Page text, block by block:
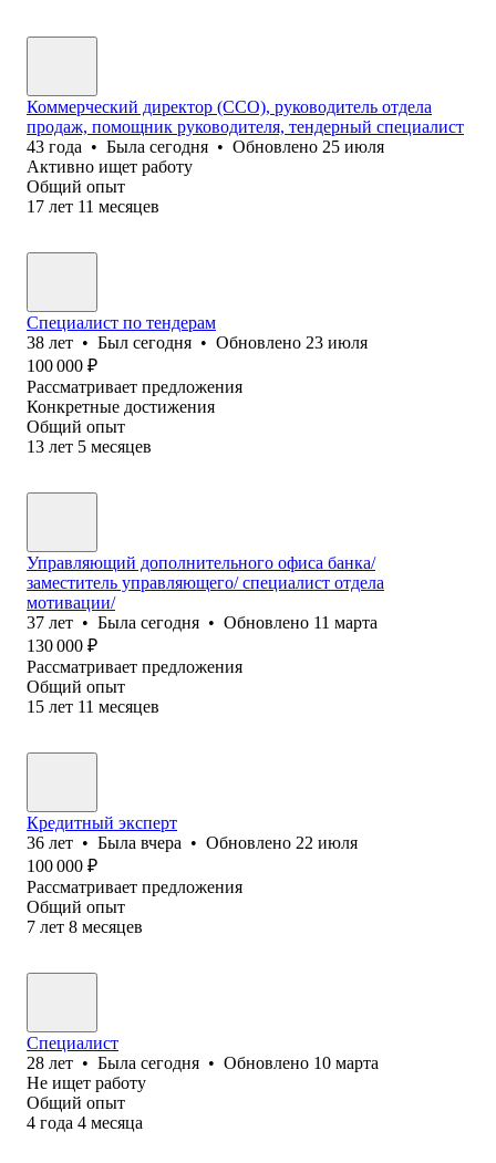
Коммерческий директор (CCO), руководитель отдела
продаж, помощник руководителя, тендерный специалист
43 года • Была сегодня • Обновлено 25 июля
Активно ищет работу
Общий опыт
17 лет 11 месяцев
Специалист по тендерам
38 лет • Был сегодня • Обновлено 23 июля
100 000 ₽
Рассматривает предложения
Конкретные достижения
Общий опыт
13 лет 5 месяцев
Управляющий дополнительного офиса банка/
заместитель управляющего/ специалист отдела
мотивации/
37 лет • Была сегодня • Обновлено 11 марта
130 000 ₽
Рассматривает предложения
Общий опыт
15 лет 11 месяцев
Кредитный эксперт
36 лет • Была вчера • Обновлено 22 июля
100 000 ₽
Рассматривает предложения
Общий опыт
7 лет 8 месяцев
Специалист
28 лет • Была сегодня • Обновлено 10 марта
Не ищет работу
Общий опыт
4 года 4 месяца